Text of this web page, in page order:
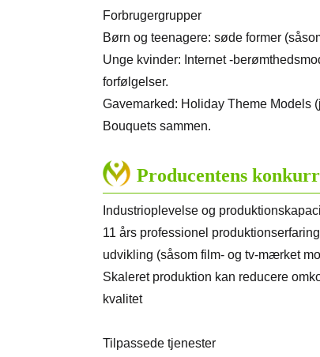
Forbrugergrupper
Børn og teenagere: søde former
Unge kvinder: Internet -
forfølgelser.
Gavemarked: Holiday Theme Models
Bouquets sammen.
Producentens
Industrioplevelse og
11 års professionel
udvikling (såsom film- og tv-mærket
Skaleret produktion kan reducere
kvalitet
Tilpassede tjenester